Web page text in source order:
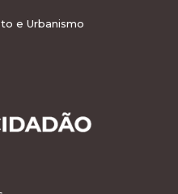
e Urbanismo